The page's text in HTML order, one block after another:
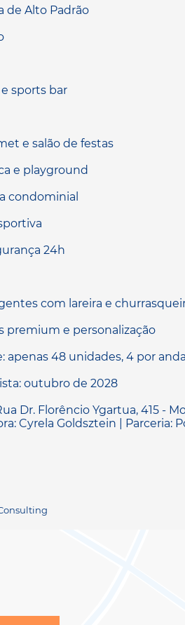
de Alto Padrão
sports bar
e salão de festas
e playground
condominial
24h
com lareira e
premium e personalização
apenas 48 unidades, 4 por
outubro de 2028
Dr. Florêncio Ygartua, 415 -
Cyrela Goldsztein | Parceria: